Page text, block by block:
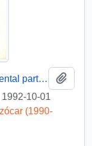
[Justificación de la gestión gubernamental participante en los Juegos Olímpicos de Barcelona]
1992-10-01
(1990-